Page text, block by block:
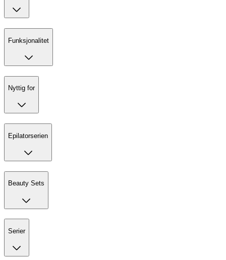
Funksjonalitet
Nyttig for
Epilatorserien
Beauty Sets
Serier